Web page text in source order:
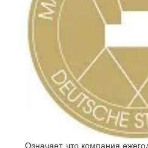
тяжелых металлов в пищевых
и в доме (свинцовые краски в
3. без формальдегида
Как и тяжелые металлы,
использовался в качестве
формальдегид является
воздуха в помещении.
4. без запрещенных фталатов
Фталаты используются как
изготовлении некоторых
Существуют жесткие
Означает, что компания